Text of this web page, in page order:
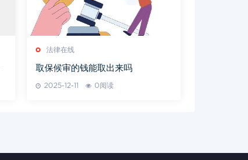
法律在线
取保候审的钱能取出来吗
2025-12-11 0阅读